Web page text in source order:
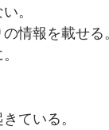
。
情報を載せる
ている。